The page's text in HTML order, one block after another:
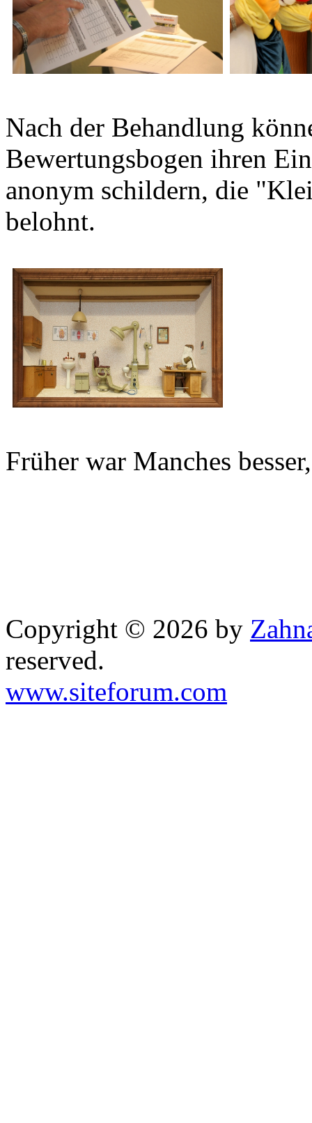
Nach der Behandlung
Bewertungsbogen ihren
anonym schildern, die
belohnt.
Früher war Manches
Copyright © 2026 by
reserved.
www.siteforum.com